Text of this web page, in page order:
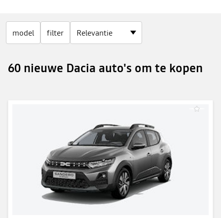
model filter
GENIET ERVAN!
60 nieuwe Dacia auto's om te kopen